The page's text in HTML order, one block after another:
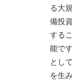
る大
備投
する
能で
とし
を生